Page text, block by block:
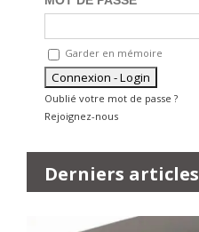
Garder en mémoire
Oublié votre mot de passe ?
Rejoignez-nous
Derniers articles